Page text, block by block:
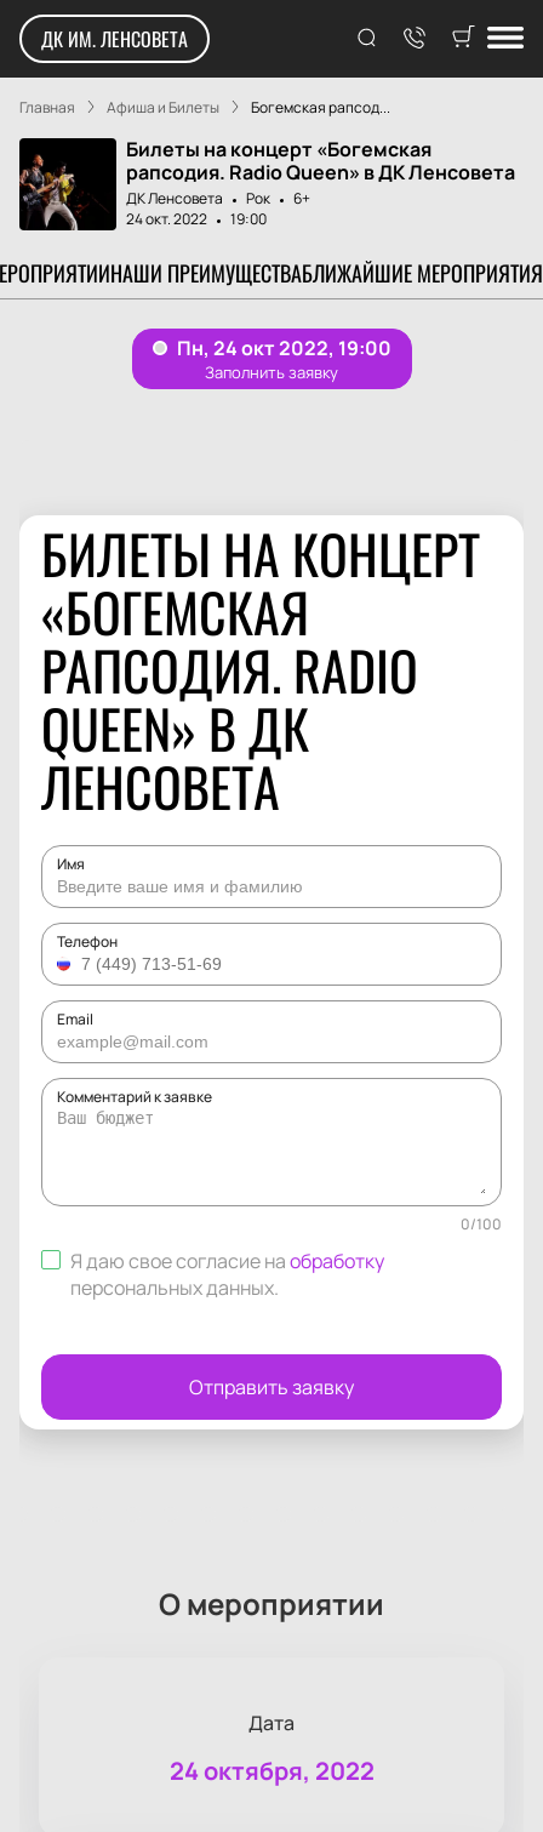
ДК ИМ. ЛЕНСОВЕТА
Главная Афиша и Билеты Богемская рапсод...
Билеты на концерт «Богемская
рапсодия. Radio Queen» в ДК Ленсовета
ДК Ленсовета Рок
6+
24 окт. 2022
19:00
НАШИ ПРЕИМУЩЕСТВАБЛИЖАЙШИЕ МЕРОПРИЯТИЯ
БИЛЕТЫ НА КОНЦЕРТ
«БОГЕМСКАЯ
РАПСОДИЯ. RADIO
QUEEN» В ДК
ЛЕНСОВЕТА
Имя
Телефон
Email
Комментарий к заявке
0/100
Я даю свое согласие наобработку
персональных данных.
Отправить заявку
О мероприятии
Дата
24 октября, 2022